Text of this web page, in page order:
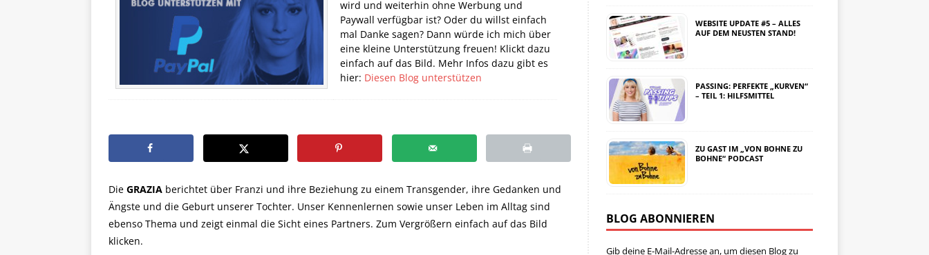
wird und weiterhin ohne Werbung und
Paywall verfügbar ist? Oder du willst einfach
mal Danke sagen? Dann würde ich mich über
eine kleine Unterstützung freuen! Klickt dazu
einfach auf das Bild. Mehr Infos dazu gibt es
hier: Diesen Blog unterstützen
Die GRAZIA berichtet über Franzi und ihre Beziehung zu einem Transgender, ihre Gedanken und
Ängste und die Geburt unserer Tochter. Unser Kennenlernen sowie unser Leben im Alltag sind
ebenso Thema und zeigt einmal die Sicht eines Partners. Zum Vergrößern einfach auf das Bild
klicken.
WEBSITE UPDATE #5 – ALLES
AUF DEM NEUSTEN STAND!
PASSING: PERFEKTE „KURVEN“
– TEIL 1: HILFSMITTEL
ZU GAST IM „VON BOHNE ZU
BOHNE“ PODCAST
BLOG ABONNIEREN
Gib deine E-Mail-Adresse an, um diesen Blog zu